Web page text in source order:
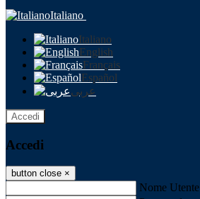
Italiano
Italiano
English
Français
Español
عربى
Accedi
Accedi
button close ×
Nome Utente